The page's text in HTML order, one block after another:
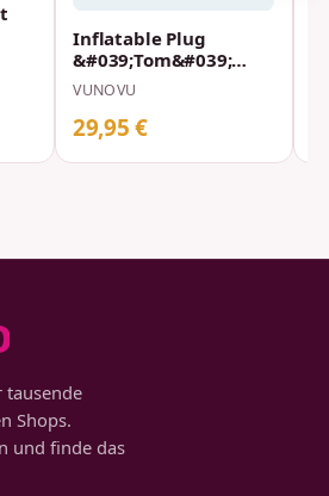
Inflatable Plug
&#039;Tom&#039;
Extrem aufpumpbar
mit abnehmbaren
Schl…
VUNOVU
29,95 €
tausende
Shops.
und finde das